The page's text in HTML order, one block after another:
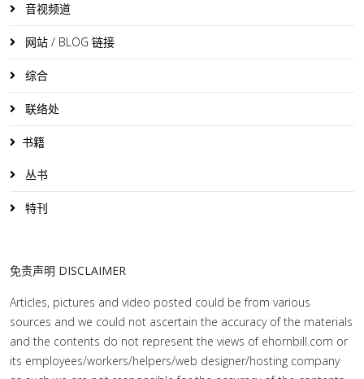
音视频道
网站 / BLOG 链接
综合
联络处
书籍
丛书
特刊
免责声明 DISCLAIMER
Articles, pictures and video posted could be from various
sources and we could not ascertain the accuracy of the materials
and the contents do not represent the views of ehornbill.com or
its employees/workers/helpers/web designer/hosting company